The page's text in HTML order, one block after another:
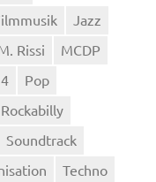
Jazz
Rissi
MCDP
Pop
Rockabilly
Soundtrack
Techno